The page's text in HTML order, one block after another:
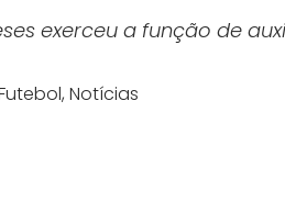
exerceu a função de
, Notícias